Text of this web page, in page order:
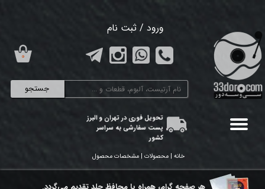
جستجو
ورود / ثبت نام
تغییر گذر واژه
سفارشات
تحویل فوری در تهران و البرز
پست سفارشی به سراسر
کشور
۰
خانه | محصولات | مشخصات محصول